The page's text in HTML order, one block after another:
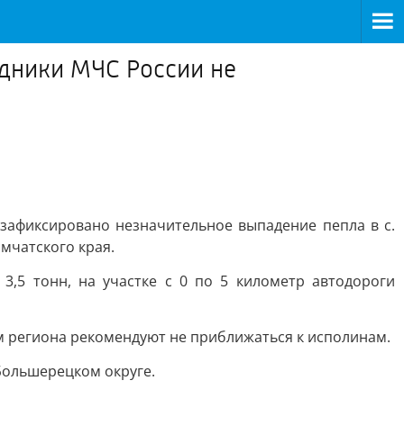
МЧС России не
незначительное выпадение пепла в с.
края.
тонн, на участке с 0 по 5 километр автодороги
рекомендуют не приближаться к исполинам.
округе.